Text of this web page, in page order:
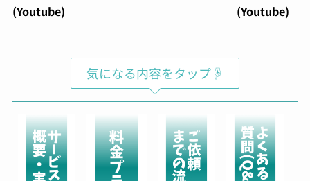
(Youtube)
(Youtube)
気になる内容をタップ☟